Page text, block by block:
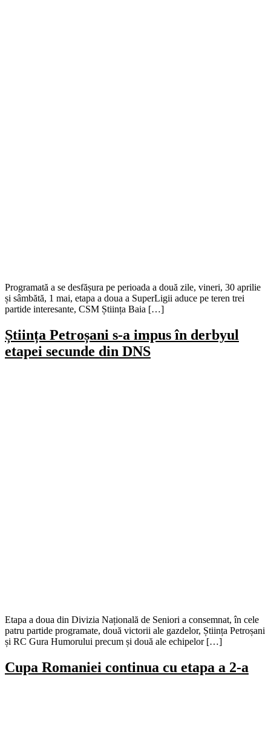
Programată a se desfășura pe perioada a două zile, vineri, 30 aprilie
și sâmbătă, 1 mai, etapa a doua a SuperLigii aduce pe teren trei
partide interesante, CSM Știința Baia […]
Știința Petroșani s-a impus în derbyul
etapei secunde din DNS
Etapa a doua din Divizia Națională de Seniori a consemnat, în cele
patru partide programate, două victorii ale gazdelor, Știința Petroșani
și RC Gura Humorului precum și două ale echipelor […]
Cupa Romaniei continua cu etapa a 2-a